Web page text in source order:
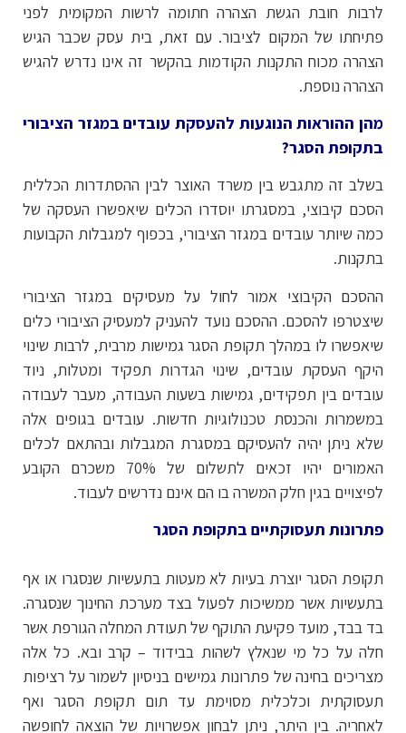
לרבות חובת הגשת הצהרה חתומה לרשות המקומית לפני
פתיחתו של המקום לציבור. עם זאת, בית עסק שכבר הגיש
הצהרה מכוח התקנות הקודמות בהקשר זה אינו נדרש להגיש
הצהרה נוספת.
מהן ההוראות הנוגעות להעסקת עובדים במגזר הציבורי
בתקופת הסגר?
בשלב זה מתגבש בין משרד האוצר לבין ההסתדרות הכללית
הסכם קיבוצי, במסגרתו יוסדרו הכלים שיאפשרו העסקה של
כמה שיותר עובדים במגזר הציבורי, בכפוף למגבלות הקבועות
בתקנות.
ההסכם הקיבוצי אמור לחול על מעסיקים במגזר הציבורי
שיצטרפו להסכם. ההסכם נועד להעניק למעסיק הציבורי כלים
שיאפשרו לו במהלך תקופת הסגר גמישות מרבית, לרבות שינוי
היקף העסקת עובדים, שינוי הגדרות תפקיד ומטלות, ניוד
עובדים בין תפקידים, גמישות בשעות העבודה, מעבר לעבודה
במשמרות והכנסת טכנולוגיות חדשות. עובדים בגופים אלה
שלא ניתן יהיה להעסיקם במסגרת המגבלות ובהתאם לכלים
האמורים יהיו זכאים לתשלום של 70% משכרם הקובע
לפיצויים בגין חלק המשרה בו הם אינם נדרשים לעבוד.
פתרונות תעסוקתיים בתקופת הסגר
תקופת הסגר יוצרת בעיות לא מעטות בתעשיות שנסגרו או אף
בתעשיות אשר ממשיכות לפעול בצד מערכת החינוך שנסגרה.
בד בבד, מועד פקיעת התוקף של תעודת המחלה הגורפת אשר
חלה על כל מי שנאלץ לשהות בבידוד – קרב ובא. כל אלה
מצריכים בחינה של פתרונות גמישים בניסיון לשמור על רציפות
תעסוקתית וכלכלית מסוימת עד תום תקופת הסגר ואף
לאחריה. בין היתר, ניתן לבחון אפשרויות של הוצאה לחופשה